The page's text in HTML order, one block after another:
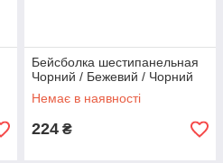
Бейсболка шестипанельная
Чорний / Бежевий / Чорний
Немає в наявності
224 ₴